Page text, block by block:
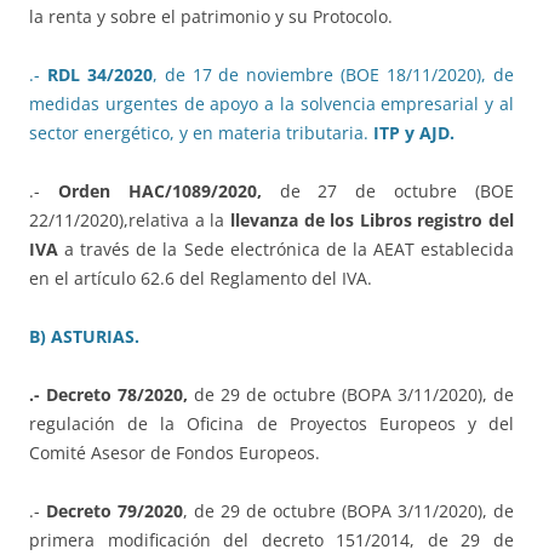
la renta y sobre el patrimonio y su Protocolo.
.- RDL 34/2020, de 17 de noviembre (BOE 18/11/2020), de
medidas urgentes de apoyo a la solvencia empresarial y al
sector energético, y en materia tributaria. ITP y AJD.
.- Orden HAC/1089/2020, de 27 de octubre (BOE
22/11/2020),relativa a la llevanza de los Libros registro del
IVA a través de la Sede electrónica de la AEAT establecida
en el artículo 62.6 del Reglamento del IVA.
B) ASTURIAS.
.- Decreto 78/2020, de 29 de octubre (BOPA 3/11/2020), de
regulación de la Oficina de Proyectos Europeos y del
Comité Asesor de Fondos Europeos.
.- Decreto 79/2020, de 29 de octubre (BOPA 3/11/2020), de
primera modificación del decreto 151/2014, de 29 de